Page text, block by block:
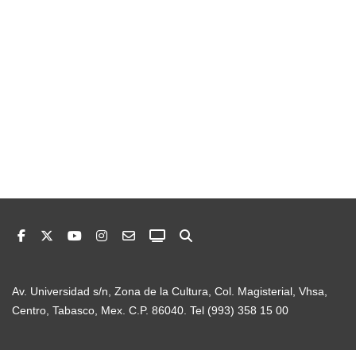
Av. Universidad s/n, Zona de la Cultura, Col. Magisterial, Vhsa,
Centro, Tabasco, Mex. C.P. 86040. Tel (993) 358 15 00